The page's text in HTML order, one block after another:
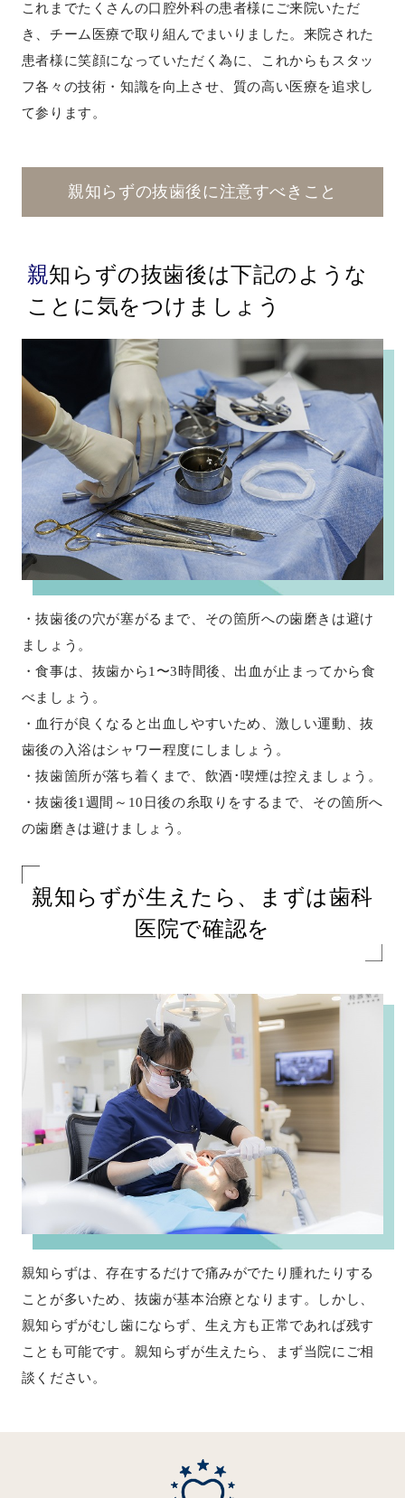
これまでたくさんの口腔外科の患者様にご来院いただ
き、チーム医療で取り組んでまいりました。来院された
患者様に笑顔になっていただく為に、これからもスタッ
フ各々の技術・知識を向上させ、質の高い医療を追求し
て参ります。
親知らずの抜歯後に注意すべきこと
親知らずの抜歯後は下記のような
ことに気をつけましょう
・抜歯後の穴が塞がるまで、その箇所への歯磨きは避け
ましょう。
・食事は、抜歯から1〜3時間後、出血が止まってから食
べましょう。
・血行が良くなると出血しやすいため、激しい運動、抜
歯後の入浴はシャワー程度にしましょう。
・抜歯箇所が落ち着くまで、飲酒･喫煙は控えましょう。
・抜歯後1週間～10日後の糸取りをするまで、その箇所へ
の歯磨きは避けましょう。
親知らずが生えたら、まずは歯科
医院で確認を
親知らずは、存在するだけで痛みがでたり腫れたりする
ことが多いため、抜歯が基本治療となります。しかし、
親知らずがむし歯にならず、生え方も正常であれば残す
ことも可能です。親知らずが生えたら、まず当院にご相
談ください。